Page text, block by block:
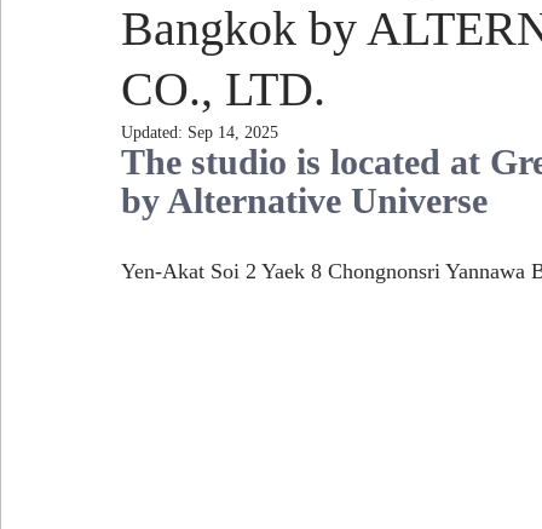
Bangkok by
CO., LTD.
Updated: Sep 14, 2025
The studio is located at
by Alternative Universe
Yen-Akat Soi 2 Yaek 8 Chongnonsri Yannawa